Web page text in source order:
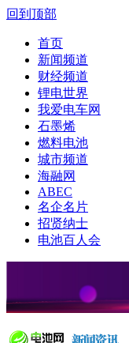
回到顶部
首页
新闻频道
财经频道
锂电世界
我爱电车网
石墨烯
燃料电池
城市频道
海融网
ABEC
名企名片
招贤纳士
电池百人会